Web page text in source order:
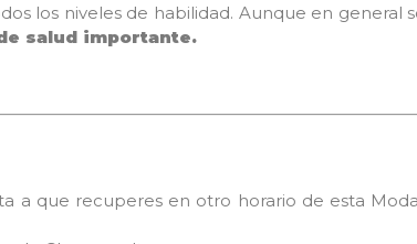
los niveles de habilidad. Aunque en general
salud importante.
a que recuperes en otro horario de esta